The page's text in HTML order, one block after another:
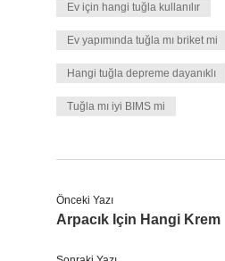
Ev için hangi tuğla kullanılır
Ev yapımında tuğla mı briket mi
Hangi tuğla depreme dayanıklı
Tuğla mı iyi BIMS mi
Önceki Yazı
Arpacık Için Hangi Krem